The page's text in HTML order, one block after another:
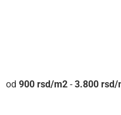
900 rsd - 3.800 rsd